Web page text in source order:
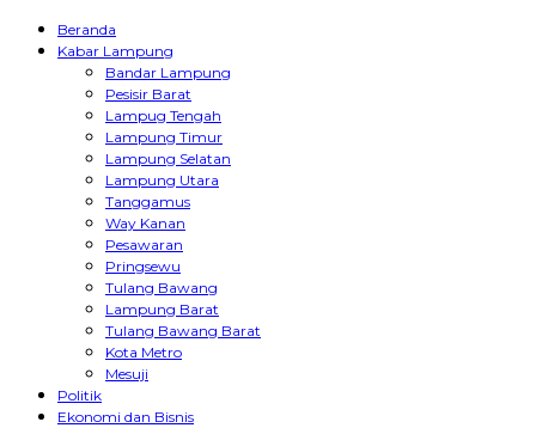
Beranda
Kabar Lampung
Bandar Lampung
Pesisir Barat
Lampug Tengah
Lampung Timur
Lampung Selatan
Lampung Utara
Tanggamus
Way Kanan
Pesawaran
Pringsewu
Tulang Bawang
Lampung Barat
Tulang Bawang Barat
Kota Metro
Mesuji
Politik
Ekonomi dan Bisnis